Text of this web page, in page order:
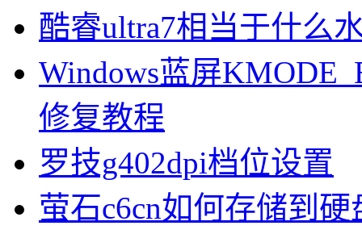
酷睿ultra7相当于什么
Windows蓝屏
修复教程
罗技g402dpi档位设置
萤石c6cn如何存储到硬